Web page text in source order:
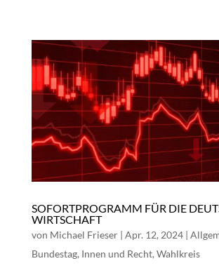
SOFORTPROGRAMM FÜR DIE
WIRTSCHAFT
von Michael Frieser| Apr. 12, 2024|
Bundestag, Innen und Recht, Wahlkreis